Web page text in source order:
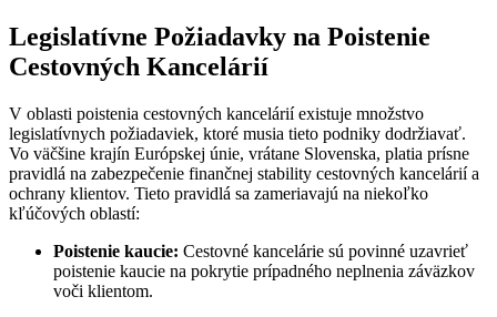
Legislatívne Požiadavky na Poistenie
Cestovných Kancelárií
V oblasti poistenia cestovných kancelárií existuje množstvo
legislatívnych požiadaviek, ktoré musia tieto podniky dodržiavať.
Vo väčšine krajín Európskej únie, vrátane Slovenska, platia prísne
pravidlá na zabezpečenie finančnej stability cestovných kancelárií a
ochrany klientov. Tieto pravidlá sa zameriavajú na niekoľko
kľúčových oblastí:
Poistenie kaucie: Cestovné kancelárie sú povinné uzavrieť
poistenie kaucie na pokrytie prípadného neplnenia záväzkov
voči klientom.